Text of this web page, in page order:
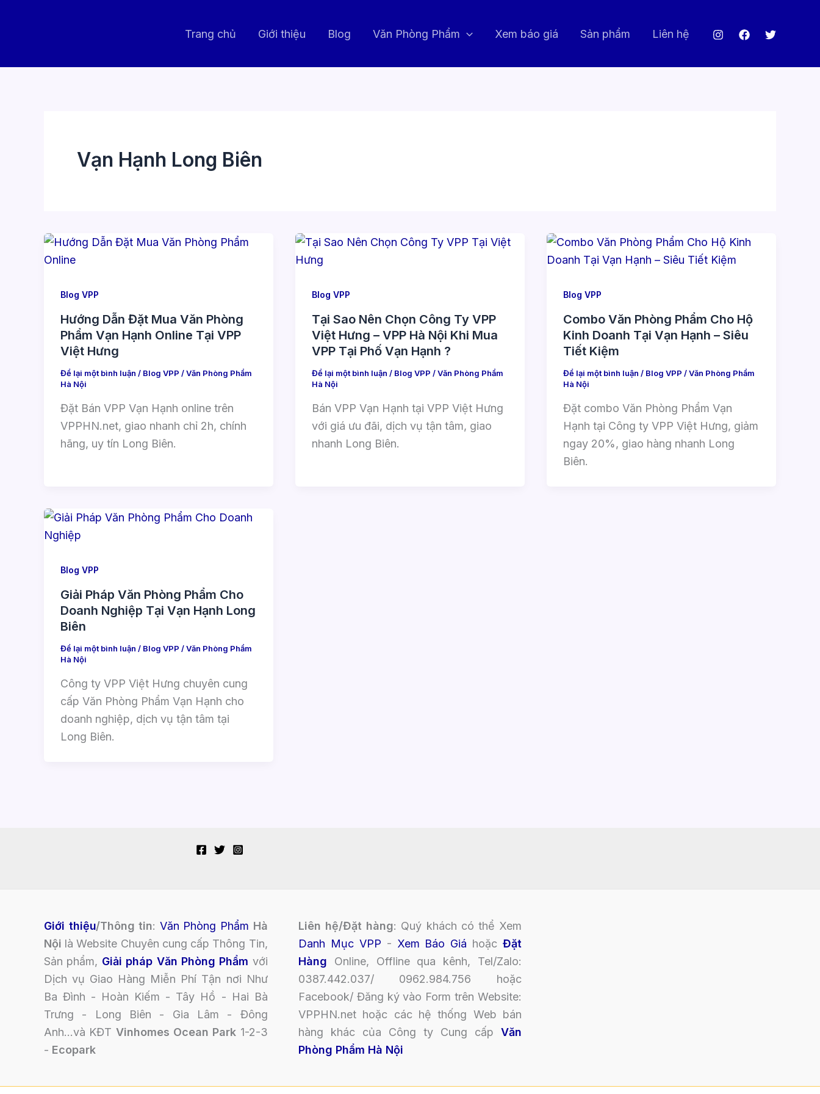
Trang chủ Giới thiệu Blog Văn Phòng Phẩm Xem báo giá Sản phẩm Liên hệ
Vạn Hạnh Long Biên
Blog VPP
Hướng Dẫn Đặt Mua Văn Phòng
Phẩm Vạn Hạnh Online Tại VPP
Việt Hưng
Để lại một bình luận / Blog VPP /Văn Phòng Phẩm
Hà Nội
Đặt Bán VPP Vạn Hạnh online trên
VPPHN.net, giao nhanh chỉ 2h, chính
hãng, uy tín Long Biên.
Blog VPP
Tại Sao Nên Chọn Công Ty VPP
Việt Hưng – VPP Hà Nội Khi Mua
VPP Tại Phố Vạn Hạnh ?
Để lại một bình luận / Blog VPP /Văn Phòng Phẩm
Hà Nội
Bán VPP Vạn Hạnh tại VPP Việt Hưng
với giá ưu đãi, dịch vụ tận tâm, giao
nhanh Long Biên.
Blog VPP
Combo Văn Phòng Phẩm Cho Hộ
Kinh Doanh Tại Vạn Hạnh – Siêu
Tiết Kiệm
Để lại một bình luận / Blog VPP /Văn Phòng Phẩm
Hà Nội
Đặt combo Văn Phòng Phẩm Vạn
Hạnh tại Công ty VPP Việt Hưng, giảm
ngay 20%, giao hàng nhanh Long
Biên.
Blog VPP
Giải Pháp Văn Phòng Phẩm Cho
Doanh Nghiệp Tại Vạn Hạnh Long
Biên
Để lại một bình luận / Blog VPP /Văn Phòng Phẩm
Hà Nội
Công ty VPP Việt Hưng chuyên cung
cấp Văn Phòng Phẩm Vạn Hạnh cho
doanh nghiệp, dịch vụ tận tâm tại
Long Biên.
Giới thiệu/Thông tin: Văn Phòng Phẩm Hà
Nội là Website Chuyên cung cấp Thông Tin,
Sản phẩm, Giải pháp Văn Phòng Phẩm với
Dịch vụ Giao Hàng Miễn Phí Tận nơi Như
Ba Đình - Hoàn Kiếm - Tây Hồ - Hai Bà
Trưng - Long Biên - Gia Lâm - Đông
Anh...và KĐT Vinhomes Ocean Park 1-2-3
- Ecopark
Liên hệ/Đặt hàng: Quý khách có thể Xem
Danh Mục VPP - Xem Báo Giá hoặcĐặt
Hàng Online, Offline qua kênh, Tel/Zalo:
0387.442.037/ 0962.984.756 hoặc
Facebook/ Đăng ký vào Form trên Website:
VPPHN.net hoặc các hệ thống Web bán
hàng khác của Công ty Cung cấpVăn
Phòng Phẩm Hà Nội